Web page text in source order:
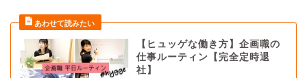
【ヒュッゲな働き方】企画職の
仕事ルーティン【完全定時退
社】